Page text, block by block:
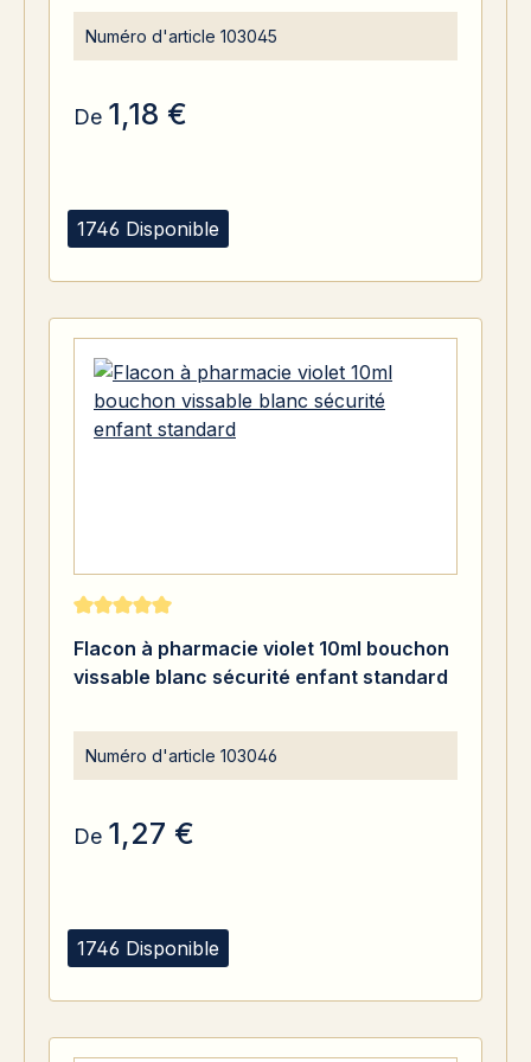
1746 Disponible
Numéro d'article 103045
De 1,18 €
1746 Disponible
Note moyenne de 5 sur 5 étoiles
Flacon à pharmacie violet 10ml bouchon
vissable blanc sécurité enfant standard
Numéro d'article 103046
De 1,27 €